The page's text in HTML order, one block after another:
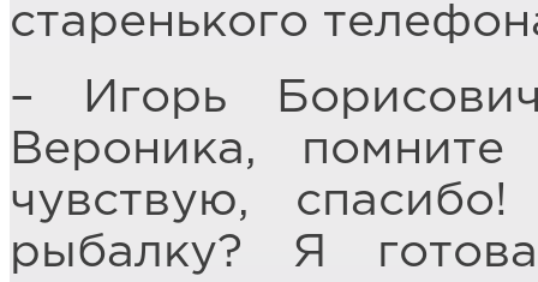
старенького
– Игорь
Вероника,
чувствую,
рыбалку? Я